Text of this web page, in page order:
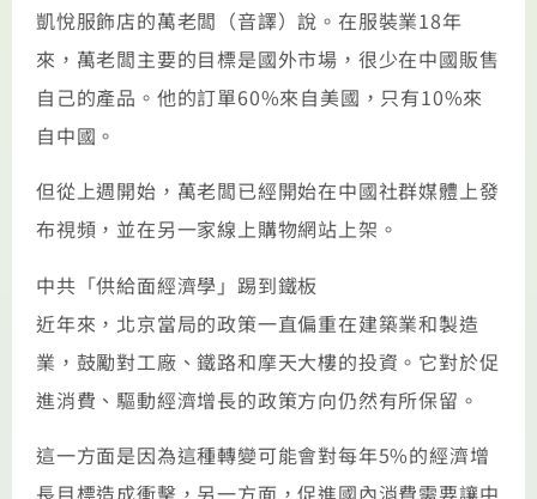
凱悅服飾店的萬老闆（音譯）說。在服裝業18年
來，萬老闆主要的目標是國外市場，很少在中國販售
自己的產品。他的訂單60%來自美國，只有10%來
自中國。
但從上週開始，萬老闆已經開始在中國社群媒體上發
布視頻，並在另一家線上購物網站上架。
中共「供給面經濟學」踢到鐵板
近年來，北京當局的政策一直偏重在建築業和製造
業，鼓勵對工廠、鐵路和摩天大樓的投資。它對於促
進消費、驅動經濟增長的政策方向仍然有所保留。
這一方面是因為這種轉變可能會對每年5%的經濟增
長目標造成衝擊，另一方面，促進國內消費需要讓中